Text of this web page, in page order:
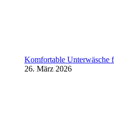
Komfortable Unterwäsche
26. März 2026